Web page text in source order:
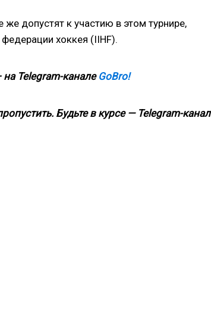
допустят к участию в этом турнире,
хоккея (IIHF).
Telegram-канале GoBro!
Будьте в курсе — Telegram-канал